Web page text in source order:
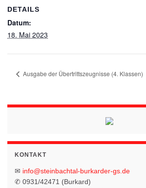
DETAILS
Datum:
18. Mai 2023
Ausgabe der Übertrittszeugnisse (4. Klassen)
KONTAKT
✉ info@steinbachtal-burkarder-gs.de
✆ 0931/42471 (Burkard)